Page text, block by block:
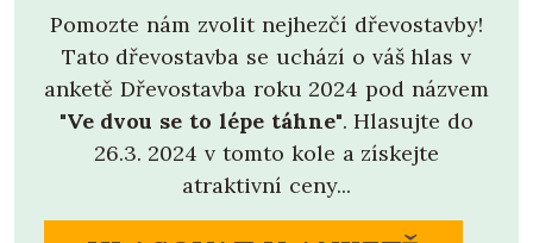
Pomozte nám zvolit nejhezčí dřevostavby!
Tato dřevostavba se uchází o váš hlas v
anketě Dřevostavba roku 2024 pod názvem
"Ve dvou se to lépe táhne". Hlasujte do
26.3. 2024 v tomto kole a získejte
atraktivní ceny...